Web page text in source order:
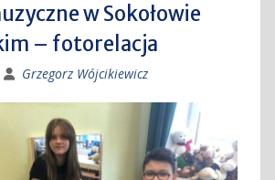
w Sokołowie
– fotorelacja
Grzegorz Wójcikiewicz